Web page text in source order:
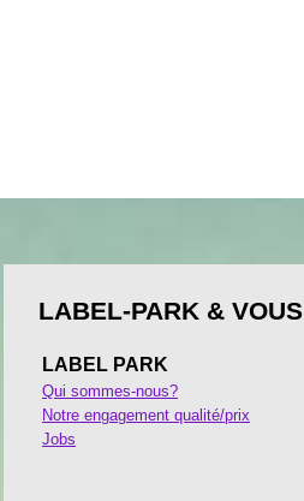
LABEL-PARK & VOUS
LABEL PARK
Qui sommes-nous?
Notre engagement qualité/prix
Jobs